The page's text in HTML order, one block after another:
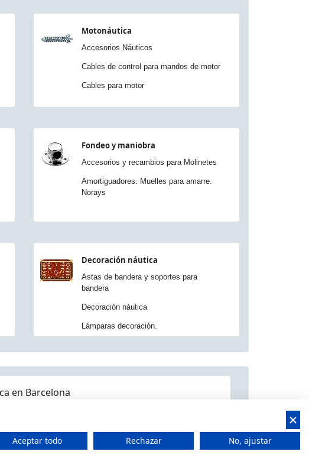
Motonáutica
Accesorios Náuticos
Cables de control para mandos de motor
Cables para motor
Fondeo y maniobra
Accesorios y recambios para Molinetes
Amortiguadores. Muelles para amarre.
Norays
Decoración náutica
Astas de bandera y soportes para
bandera
Decoración náutica
Lámparas decoración.
en Barcelona
SLL CIF: B66506940
Aceptar todo Rechazar No, ajustar